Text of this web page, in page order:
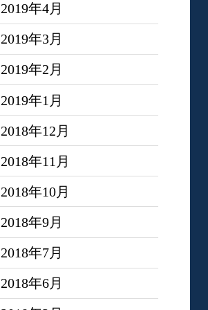
2019年4月
2019年3月
2019年2月
2019年1月
2018年12月
2018年11月
2018年10月
2018年9月
2018年7月
2018年6月